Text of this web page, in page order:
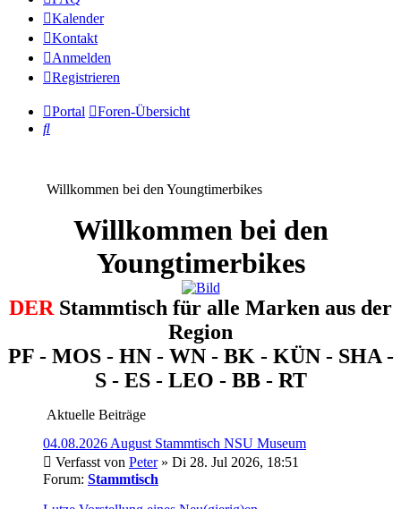
Kalender
Kontakt
Anmelden
Registrieren
Portal
Foren-Übersicht
Suche
Willkommen bei den Youngtimerbikes
Willkommen bei den
Youngtimerbikes
DER Stammtisch für alle Marken aus der
Region
PF - MOS - HN - WN - BK - KÜN - SHA -
S - ES - LEO - BB - RT
Aktuelle Beiträge
04.08.2026 August Stammtisch NSU Museum
Verfasst von Peter» Di 28. Jul 2026, 18:51
Forum: Stammtisch